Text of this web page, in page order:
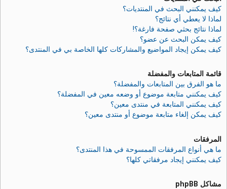
كيف يمكنني البحث في المنتديات؟
لماذا لا يعطي أي نتائج؟
لماذا نتائج بحثي صفحة فارغة؟!
كيف يمكن البحث عن عضو؟
كيف يمكن إيجاد المواضيع والمشاركات كلها الخاصة بي في المنتدى؟
قائمة المتابعات والمفضلة
ما هو الفرق بين المتابعات والمفضلة؟
كيف يمكنني متابعة موضوع أو وضعه معين في المفضلة؟
كيف يمكنني المتابعة في منتدى معين؟
كيف يمكن إلغاء متابعة موضوع أو منتدى معين؟
المرفقات
ما هي أنواع المرفقات الممسوحة في هذا المنتدى؟
كيف يمكنني إيجاد مرفقاتي كلها؟
مشاكل phpBB